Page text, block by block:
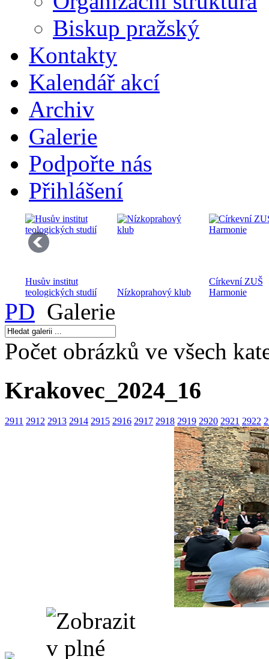
Biskup pražský
Kontakty
Kalendář akcí
Archiv
Galerie
Podpořte nás
Přihlášení
Husův institut
teologických studií
Nízkoprahový klub
Církevní ZUŠ
Harmonie
Armádní kaplani Keramické
PD Galerie
Počet obrázků ve všech
Krakovec_2024_16
2911 2912 2913 2914 2915 2916 2917 2918 2919 2920 2921 2922